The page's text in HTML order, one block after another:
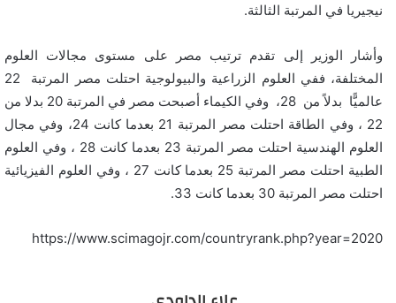
نيجيريا في المرتبة الثالثة.
وأشار الوزير إلى تقدم ترتيب مصر على مستوى مجالات العلوم
المختلفة، ففي العلوم الزراعية والبيولوجية احتلت مصر المرتبة 22
عالميًّا بدلاً من 28، وفي الكيماء أصبحت مصر في المرتبة 20 بدلا من
22 ، وفي الطاقة احتلت مصر المرتبة 21 بعدما كانت 24، وفي مجال
العلوم الهندسية احتلت مصر المرتبة 23 بعدما كانت 28 ، وفي العلوم
الطبية احتلت مصر المرتبة 25 بعدما كانت 27 ، وفي العلوم الفيزيائية
احتلت مصر المرتبة 30 بعدما كانت 33.
https://www.scimagojr.com/countryrank.php?year=2020